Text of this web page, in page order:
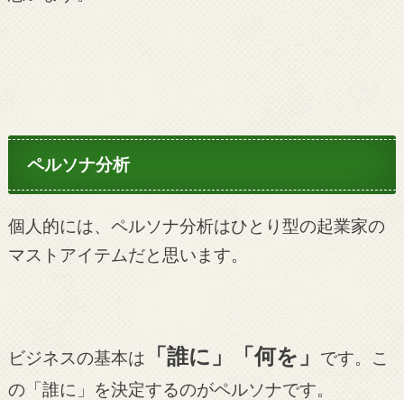
ペルソナ分析
個人的には、ペルソナ分析はひとり型の起業家の
マストアイテムだと思います。
ビジネスの基本は 「誰に」「何を」
です。こ
の「誰に」を決定するのがペルソナです。